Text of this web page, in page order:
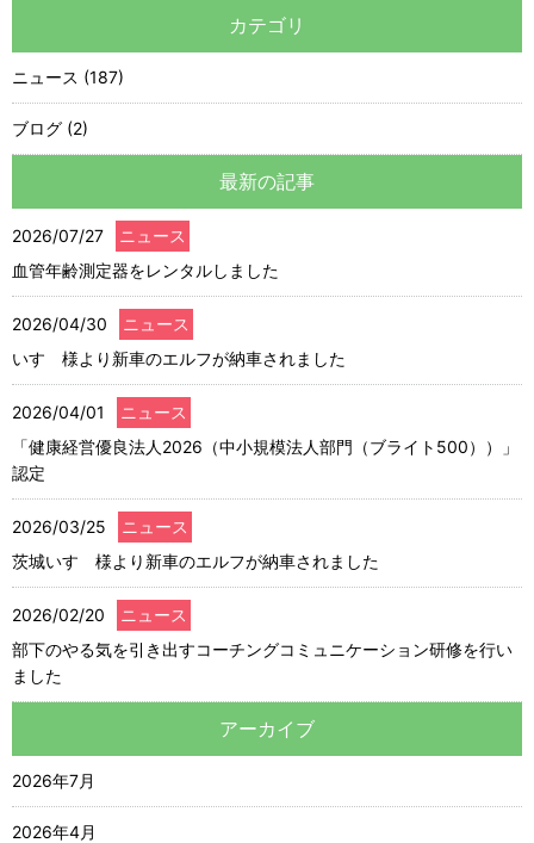
カテゴリ
ニュース (187)
ブログ (2)
最新の記事
2026/07/27
ニュース
血管年齢測定器をレンタルしました
2026/04/30
ニュース
いすゞ様より新車のエルフが納車されました
2026/04/01
ニュース
「健康経営優良法人2026（中小規模法人部門（ブライト500））」
認定
2026/03/25
ニュース
茨城いすゞ様より新車のエルフが納車されました
2026/02/20
ニュース
部下のやる気を引き出すコーチングコミュニケーション研修を行い
ました
アーカイブ
2026年7月
2026年4月